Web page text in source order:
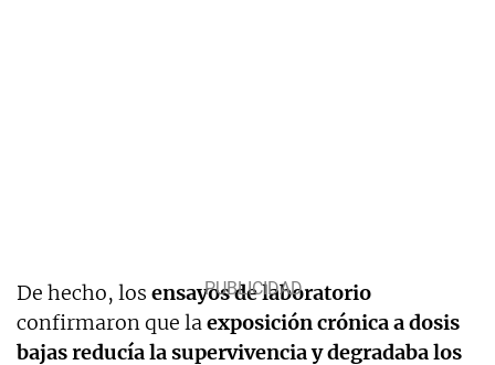
De hecho, los ensayos de laboratorio
confirmaron que laexposición crónica a dosis
bajasreducía la supervivencia y degradaba los